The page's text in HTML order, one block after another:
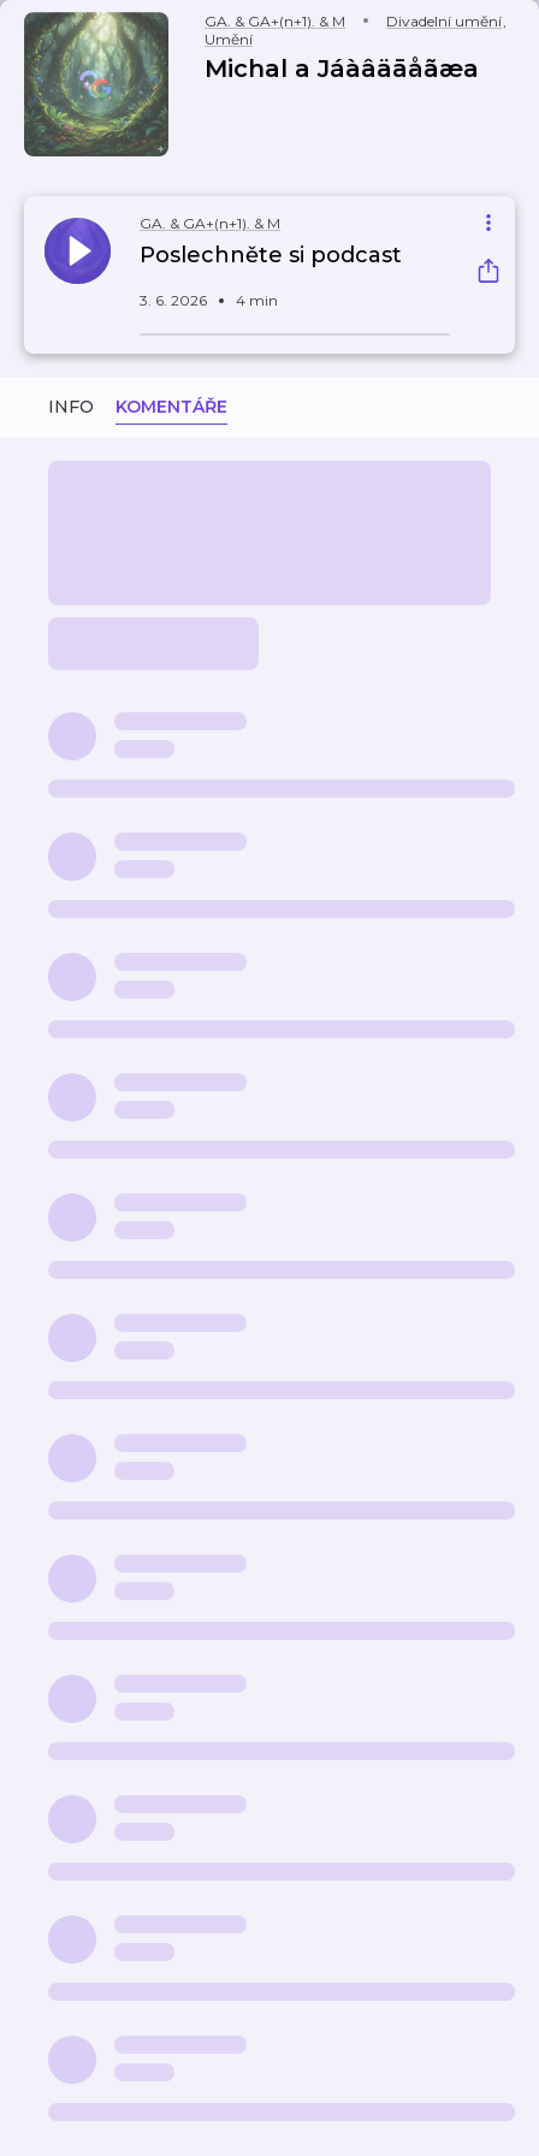
GA. & GA+(n+1). & M Divadelní umění,
Umění
Michal a Jáàâäāåãæa
GA. & GA+(n+1). & M
Poslechněte si podcast
3. 6. 2026 4 min
INFO KOMENTÁŘE